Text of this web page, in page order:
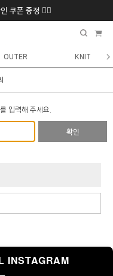
쿠폰 증정 ❤️‍🔥
12월
OUTER KNIT
입력해 주세요.
확인
INSTAGRAM